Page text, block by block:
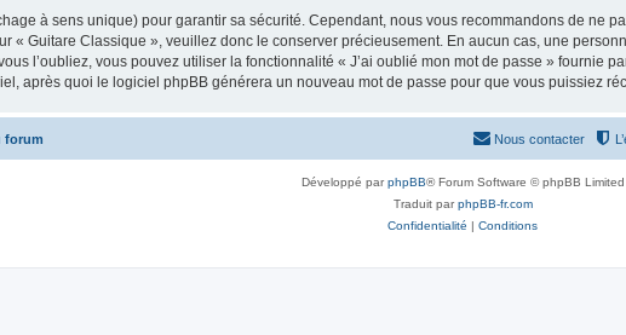
à sens unique) pour garantir sa sécurité. Cependant, nous vous recommandons de ne
« Guitare Classique », veuillez donc le conserver précieusement. En aucun cas, une
l’oubliez, vous pouvez utiliser la fonctionnalité « J’ai oublié mon mot de passe » fournie
après quoi le logiciel phpBB générera un nouveau mot de passe pour que vous puissiez
forum Nous contacter
Développé parphpBB® Forum Software © phpBB Limited
Traduit parphpBB-fr.com
Confidentialité | Conditions